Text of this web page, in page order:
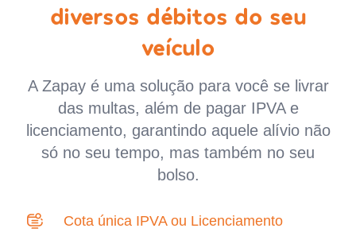
diversos débitos do seu
veículo
A Zapay é uma solução para você se livrar
das multas, além de pagar IPVA e
licenciamento, garantindo aquele alívio não
só no seu tempo, mas também no seu
bolso.
Cota única IPVA ou Licenciamento